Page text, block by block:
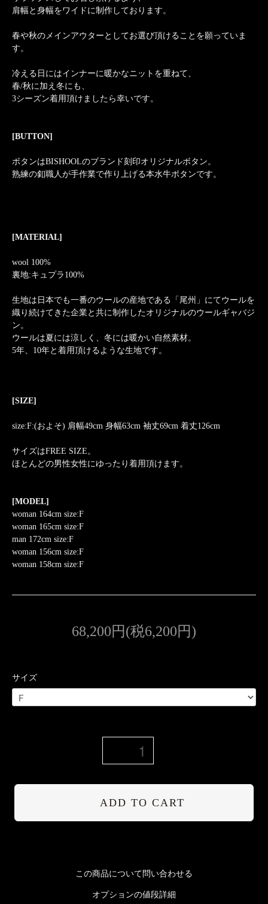
肩幅と身幅をワイドに制作しております。
春や秋のメインアウターとしてお選び頂けることを願っていま
す。
冷える日にはインナーに暖かなニットを重ねて、
春/秋に加え冬にも、
3シーズン着用頂けましたら幸いです。
[BUTTON]
ボタンはBISHOOLのブランド刻印オリジナルボタン。
熟練の釦職人が手作業で作り上げる本水牛ボタンです。
[MATERIAL]
wool 100%
裏地:キュプラ100%
生地は日本でも一番のウールの産地である「尾州」にてウールを
織り続けてきた企業と共に制作したオリジナルのウールギャバジ
ン。
ウールは夏には涼しく、冬には暖かい自然素材。
5年、10年と着用頂けるような生地です。
[SIZE]
size:F:(およそ) 肩幅49cm 身幅63cm 袖丈69cm 着丈126cm
サイズはFREE SIZE。
ほとんどの男性女性にゆったり着用頂けます。
[MODEL]
woman 164cm size:F
woman 165cm size:F
man 172cm size:F
woman 156cm size:F
woman 158cm size:F
68,200円(税6,200円)
サイズ
ADD TO CART
この商品について問い合わせる
オプションの値段詳細